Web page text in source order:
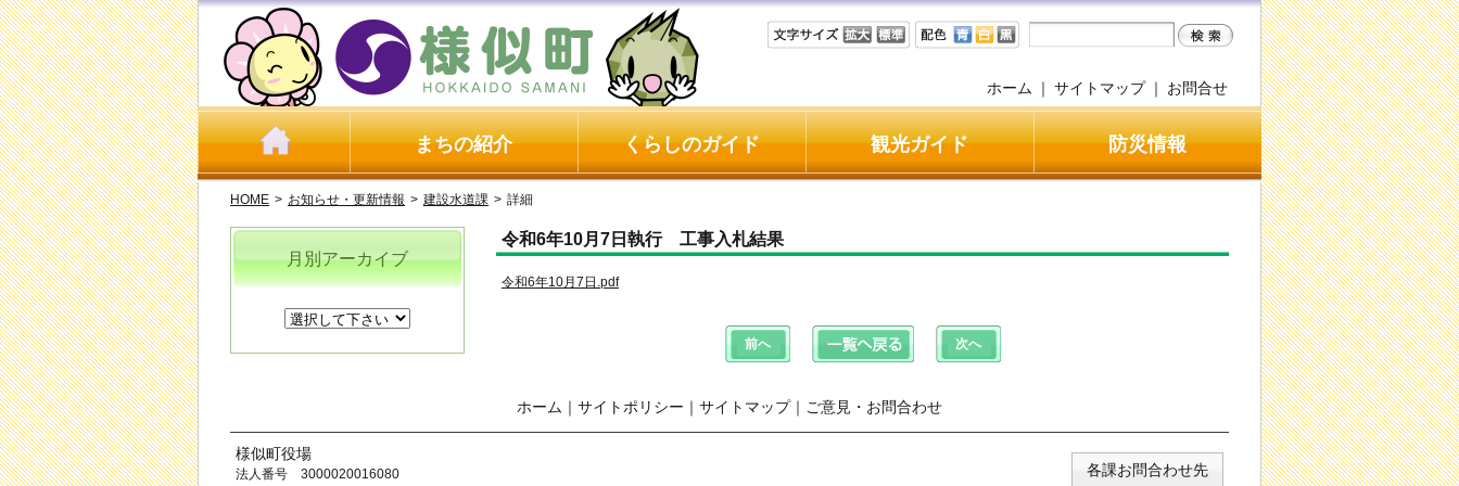
ホーム ｜ サイトマップ ｜ お問合せ
まちの紹介 くらしのガイド 観光ガイド 防災情報
HOME > お知らせ・更新情報 > 建設水道課 > 詳細
令和6年10月7日執行 工事入札結果
令和6年10月7日.pdf
月別アーカイブ
ホーム ｜ サイトポリシー ｜ サイトマップ｜ ご意見・お問合わせ
様似町役場
法人番号 3000020016080
各課お問合わせ先